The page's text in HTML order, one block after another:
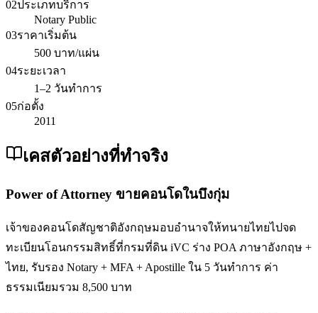
02ประเภทบริการ
Notary Public
03ราคาเริ่มต้น
500 บาท/แผ่น
04ระยะเวลา
1–2 วันทำการ
05ก่อตั้ง
2011
เคสตัวอย่างที่ทำจริง
Power of Attorney ขายคอนโดในบึงกุ่ม
เจ้าของคอนโดสัญชาติอังกฤษมอบอำนาจให้ทนายไทยไปจด
ทะเบียนโอนกรรมสิทธิ์ที่กรมที่ดิน iVC ร่าง POA ภาษาอังกฤษ +
ไทย, รับรอง Notary + MFA + Apostille ใน 5 วันทำการ ค่า
ธรรมเนียมรวม 8,500 บาท